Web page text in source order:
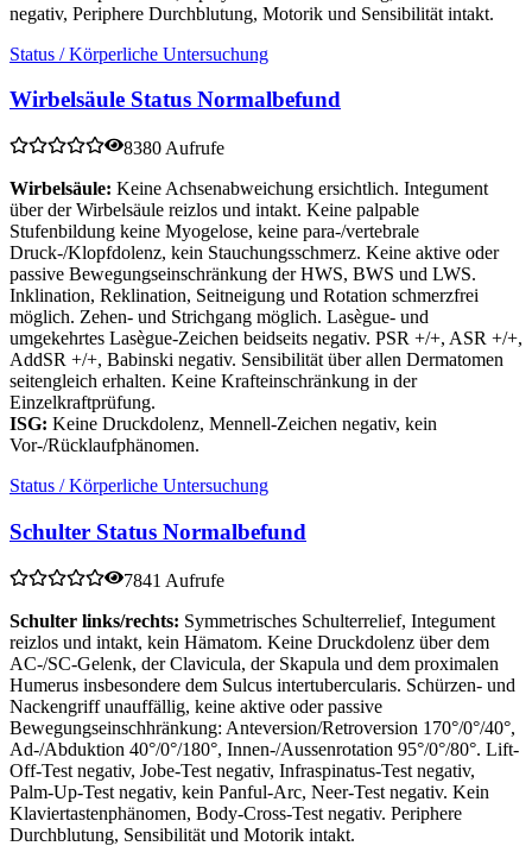
negativ, Periphere Durchblutung, Motorik und Sensibilität intakt.
Status / Körperliche Untersuchung
Wirbelsäule Status Normalbefund
8380 Aufrufe
Wirbelsäule: Keine Achsenabweichung ersichtlich. Integument
über der Wirbelsäule reizlos und intakt. Keine palpable
Stufenbildung keine Myogelose, keine para-/vertebrale
Druck-/Klopfdolenz, kein Stauchungsschmerz. Keine aktive oder
passive Bewegungseinschränkung der HWS, BWS und LWS.
Inklination, Reklination, Seitneigung und Rotation schmerzfrei
möglich. Zehen- und Strichgang möglich. Lasègue- und
umgekehrtes Lasègue-Zeichen beidseits negativ. PSR +/+, ASR +/+,
AddSR +/+, Babinski negativ. Sensibilität über allen Dermatomen
seitengleich erhalten. Keine Krafteinschränkung in der
Einzelkraftprüfung.
ISG: Keine Druckdolenz, Mennell-Zeichen negativ, kein
Vor-/Rücklaufphänomen.
Status / Körperliche Untersuchung
Schulter Status Normalbefund
7841 Aufrufe
Schulter links/rechts: Symmetrisches Schulterrelief, Integument
reizlos und intakt, kein Hämatom. Keine Druckdolenz über dem
AC-/SC-Gelenk, der Clavicula, der Skapula und dem proximalen
Humerus insbesondere dem Sulcus intertubercularis. Schürzen- und
Nackengriff unauffällig, keine aktive oder passive
Bewegungseinschhränkung: Anteversion/Retroversion 170°/0°/40°,
Ad-/Abduktion 40°/0°/180°, Innen-/Aussenrotation 95°/0°/80°. Lift-
Off-Test negativ, Jobe-Test negativ, Infraspinatus-Test negativ,
Palm-Up-Test negativ, kein Panful-Arc, Neer-Test negativ. Kein
Klaviertastenphänomen, Body-Cross-Test negativ. Periphere
Durchblutung, Sensibilität und Motorik intakt.